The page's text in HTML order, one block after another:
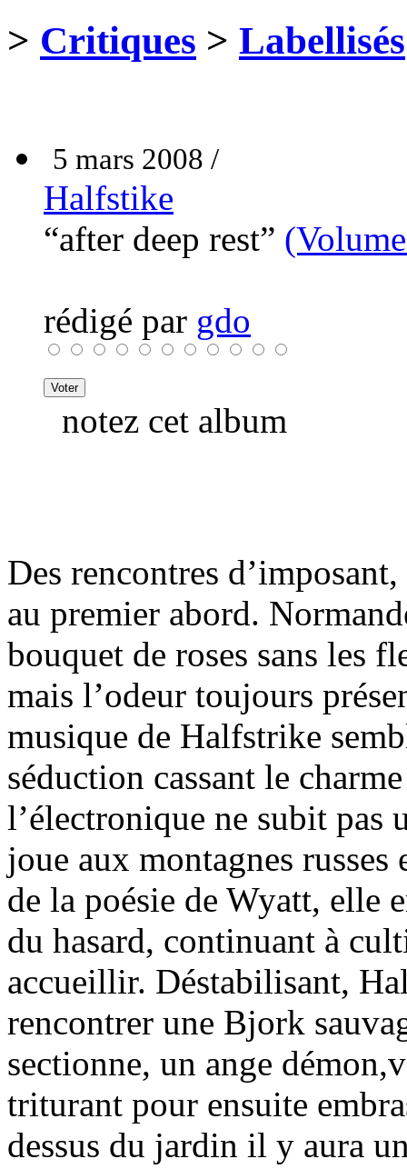
> Critiques > Labellisés
5 mars 2008 /
Halfstike
“after deep rest”
rédigé par gdo
notez cet album
Des rencontres
au premier abord.
bouquet de roses sans les
mais l’odeur toujours
musique de Halfstrike
séduction cassant le
l’électronique ne subit pas
joue aux montagnes russes
de la poésie de Wyatt, elle
du hasard, continuant à
accueillir. Déstabilisant,
rencontrer une Bjork
sectionne, un ange
triturant pour ensuite
dessus du jardin il y aura